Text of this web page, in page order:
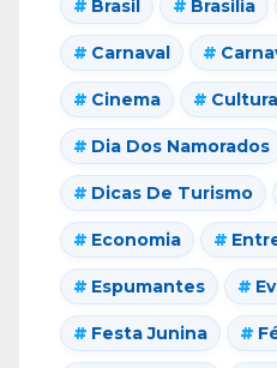
Brasil Brasilia
Carnaval
Cinema Cultura
Dia Dos Namorados
Dicas De Turismo
Economia
Espumantes
Festa Junina